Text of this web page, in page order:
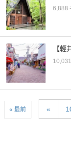
6,888
【
« 最前 «